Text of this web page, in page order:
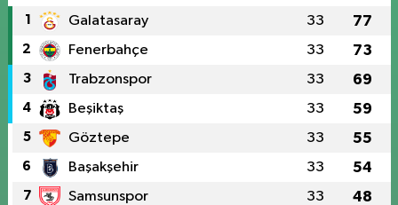
1 Galatasaray 33 77
2 Fenerbahçe 33 73
3 Trabzonspor 33 69
4 Beşiktaş 33 59
5 Göztepe 33 55
6 Başakşehir 33 54
7 Samsunspor 33 48